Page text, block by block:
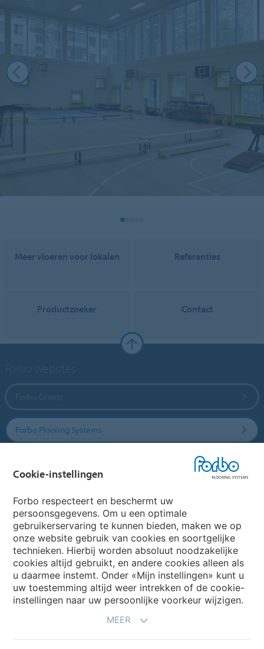
Meer vloeren voor lokalen Referenties
Productzoeker Contact
Forbo Flooring Systems
Website
Kies uw land
My Forbo
Cookie-instellingen
Forbo respecteert en beschermt uw
persoonsgegevens. Om u een optimale
gebruikerservaring te kunnen bieden, maken we op
onze website gebruik van cookies en soortgelijke
technieken. Hierbij worden absoluut noodzakelijke
cookies altijd gebruikt, en andere cookies alleen als
u daarmee instemt. Onder «Mijn instellingen» kunt u
uw toestemming altijd weer intrekken of de cookie-
instellingen naar uw persoonlijke voorkeur wijzigen.
MEER